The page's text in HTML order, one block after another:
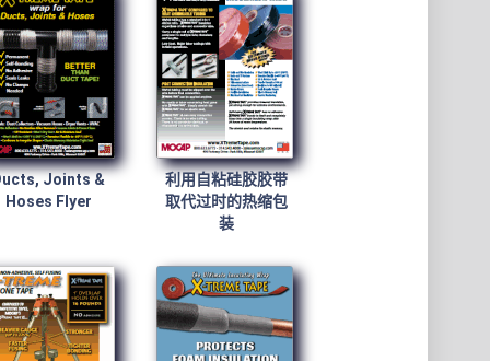
Joints &
Hoses Flyer
利用自粘硅胶胶带
取代过时的热缩包
装